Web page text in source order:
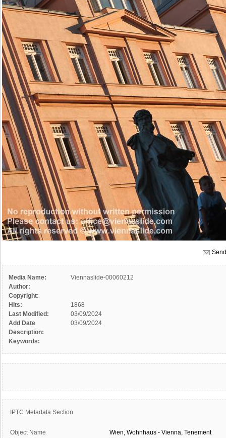
Media Name:
Viennaslide-00060212
Author:
Copyright:
Hits:
1868
Last Modified:
03/09/2024
Add Date
03/09/2024
Description:
Keywords:
IPTC Metadata Section
Object Name Wien, Wohnhaus - Vienna, Tenement